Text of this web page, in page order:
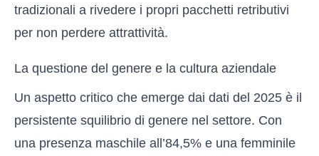
tradizionali a rivedere i propri pacchetti retributivi
per non perdere attrattività.
La questione del genere e la cultura aziendale
Un aspetto critico che emerge dai dati del 2025 è il
persistente squilibrio di genere nel settore. Con
una presenza maschile all’84,5% e una femminile